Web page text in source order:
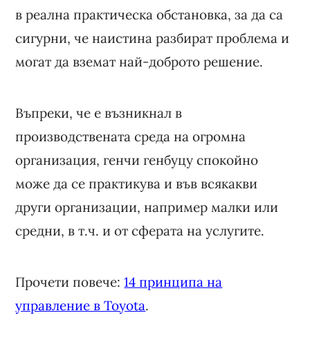
в реална практическа обстановка, за да са
сигурни, че наистина разбират проблема и
могат да вземат най-доброто решение.
Въпреки, че е възникнал в
производствената среда на огромна
организация, генчи генбуцу спокойно
може да се практикува и във всякакви
други организации, например малки или
средни, в т.ч. и от сферата на услугите.
Прочети повече:14 принципа на
управление в Toyota.